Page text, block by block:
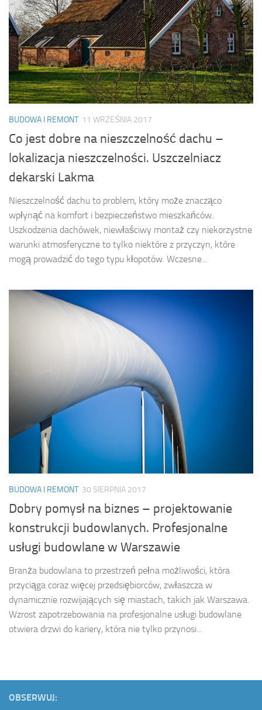
BUDOWA I REMONT 11 WRZEŚNIA 2017
Co jest dobre na nieszczelność dachu –
lokalizacja nieszczelności. Uszczelniacz
dekarski Lakma
Nieszczelność dachu to problem, który może znacząco
wpłynąć na komfort i bezpieczeństwo mieszkańców.
Uszkodzenia dachówek, niewłaściwy montaż czy niekorzystne
warunki atmosferyczne to tylko niektóre z przyczyn, które
mogą prowadzić do tego typu kłopotów. Wczesne...
BUDOWA I REMONT 30 SIERPNIA 2017
Dobry pomysł na biznes – projektowanie
konstrukcji budowlanych. Profesjonalne
usługi budowlane w Warszawie
Branża budowlana to przestrzeń pełna możliwości, która
przyciąga coraz więcej przedsiębiorców, zwłaszcza w
dynamicznie rozwijających się miastach, takich jak Warszawa.
Wzrost zapotrzebowania na profesjonalne usługi budowlane
otwiera drzwi do kariery, która nie tylko przynosi...
OBSERWUJ: